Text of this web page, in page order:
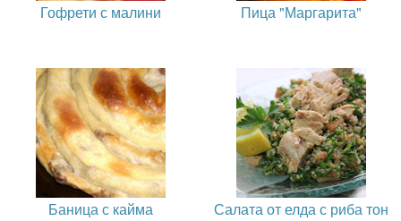
Гофрети с малини Пица "Маргарита"
Баница с кайма Салата от елда с риба тон